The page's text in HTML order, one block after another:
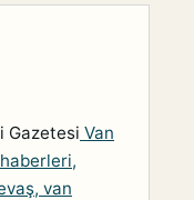
Gazetesi Van
van